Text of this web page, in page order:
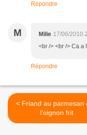
Répondre
M Milie 17/06/2010
<br /> <br /> Ca a
Répondre
< Friand au parmesan et à
l'oignon frit